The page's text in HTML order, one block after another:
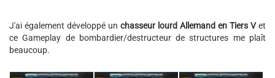
J'ai également développé un chasseur lourd Allemand en Tiers Vet
ce Gameplay de bombardier/destructeur de structures me plaît
beaucoup.